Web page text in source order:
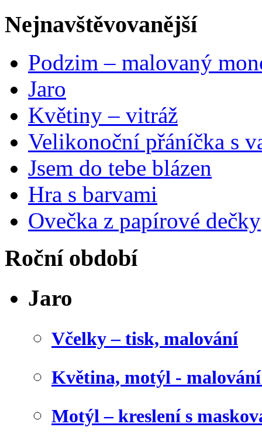
Nejnavštěvovanější
Podzim – malovaný
Jaro
Květiny – vitráž
Velikonoční přáníčka s
Jsem do tebe blázen
Hra s barvami
Ovečka z papírové dečky
Roční období
Jaro
Včelky – tisk, malování
Květina, motýl -
Motýl – kreslení s